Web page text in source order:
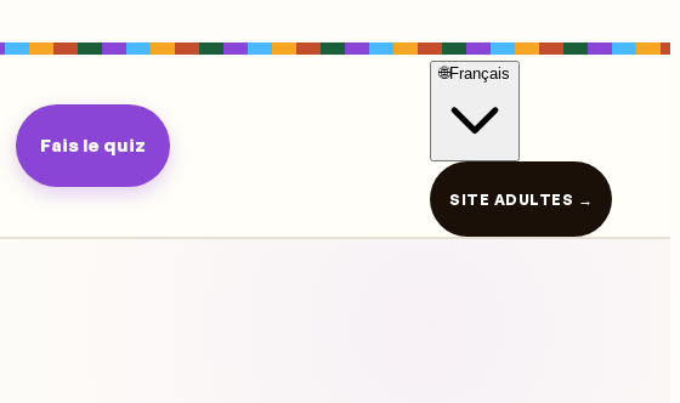
Fais le quiz
🌐Français
SITE ADULTES →